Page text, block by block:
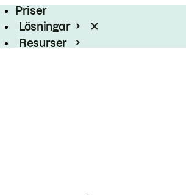
Priser
Lösningar
Resurser